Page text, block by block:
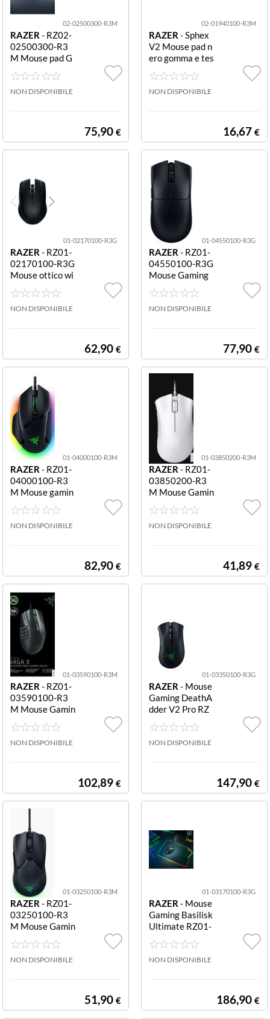
02-02500300-R3M
RAZER - RZ02-
02500300-R3
M Mouse pad G
oliathus Chroma
Extended nero
Goliathus Chro
NON DISPONIBILE
75,90 €
02-01940100-R3M
RAZER - Sphex
V2 Mouse pad n
ero gomma e tes
suto Sphex V2
NON DISPONIBILE
16,67 €
01-02170100-R3G
RAZER - RZ01-
02170100-R3G
Mouse ottico wi
reless Atheris 7
200 dpi Atheris
NON DISPONIBILE
62,90 €
01-04550100-R3G
RAZER - RZ01-
04550100-R3G
Mouse Gaming
Ottico Viper V3
Pro Se Wireless
Nero
NON DISPONIBILE
77,90 €
01-04000100-R3M
RAZER - RZ01-
04000100-R3
M Mouse gamin
g Basilisk V3 Lic
k V3 Wired
NON DISPONIBILE
82,90 €
01-03850200-R3M
RAZER - RZ01-
03850200-R3
M Mouse Gamin
g Ottico Deatha
dder Essential
6.400 dpi White
NON DISPONIBILE
41,89 €
01-03590100-R3M
RAZER - RZ01-
03590100-R3
M Mouse Gamin
g Ottico Naga X
18.000 dpi Nero
NAGA X
NON DISPONIBILE
102,89 €
01-03350100-R3G
RAZER - Mouse
Gaming DeathA
dder V2 Pro RZ
01-03350100-
R3G Wireless 2
0.000 dpi DEAT
NON DISPONIBILE
147,90 €
01-03250100-R3M
RAZER - RZ01-
03250100-R3
M Mouse Gamin
g Ottico Viper
Mini 85.000 dpi
Nero VIPER MI
NON DISPONIBILE
51,90 €
01-03170100-R3G
RAZER - Mouse
Gaming Basilisk
Ultimate RZ01-
03170100-R3G
Wireless 20.00
0 dpi BASILISK
NON DISPONIBILE
186,90 €